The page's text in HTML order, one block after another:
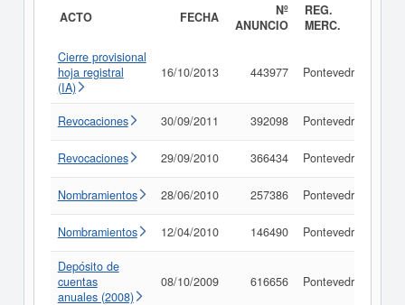
ACTO FECHA
Nº
ANUNCIO
REG.
MERC.
Cierre provisional
hoja registral
(IA)
16/10/2013 443977 Pontevedra
Revocaciones 30/09/2011 392098 Pontevedra
Revocaciones 29/09/2010 366434 Pontevedra
Nombramientos 28/06/2010 257386 Pontevedra
Nombramientos 12/04/2010 146490 Pontevedra
Depósito de
cuentas
anuales (2008)
08/10/2009 616656 Pontevedra